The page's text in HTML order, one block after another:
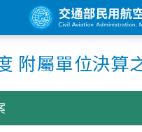
附屬單位決算